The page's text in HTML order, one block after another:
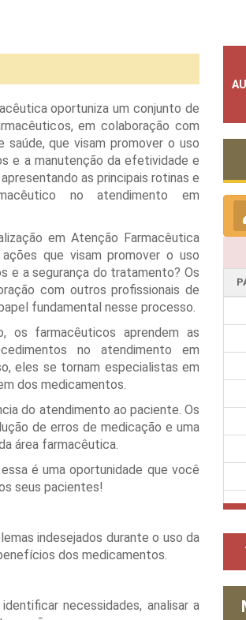
oportuniza um conjunto de
em colaboração com
saúde, que visam promover o uso
e a manutenção da efetividade e
as principais rotinas e
no atendimento em
em Atenção Farmacêutica
que visam promover o uso
e a segurança do tratamento? Os
com outros profissionais de
fundamental nesse processo.
os farmacêuticos aprendem as
no atendimento em
eles se tornam especialistas em
dos medicamentos.
do atendimento ao paciente. Os
de erros de medicação e uma
área farmacêutica.
é uma oportunidade que você
seus pacientes!
indesejados durante o uso da
dos medicamentos.
necessidades, analisar a